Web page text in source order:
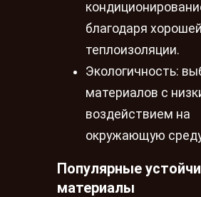
благодаря хорошей
теплоизоляции.
Экологичность:
материалов с
воздействием на
окружающую
Популярные
материалы